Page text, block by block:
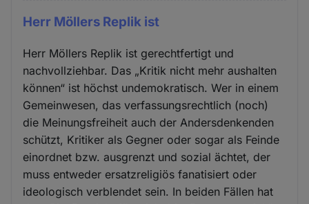
Herr Möllers Replik ist
Herr Möllers Replik ist gerechtfertigt und
nachvollziehbar. Das „Kritik nicht mehr aushalten
können“ ist höchst undemokratisch. Wer in einem
Gemeinwesen, das verfassungsrechtlich (noch)
die Meinungsfreiheit auch der Andersdenkenden
schützt, Kritiker als Gegner oder sogar als Feinde
einordnet bzw. ausgrenzt und sozial ächtet, der
muss entweder ersatzreligiös fanatisiert oder
ideologisch verblendet sein. In beiden Fällen hat